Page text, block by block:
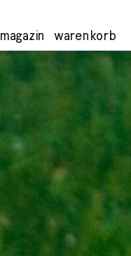
magazin warenkorb